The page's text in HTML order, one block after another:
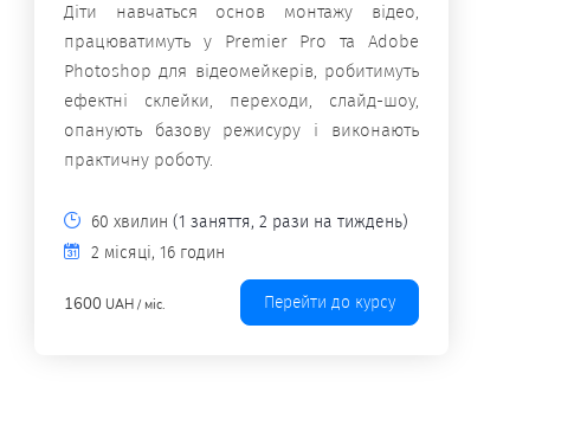
Діти навчаться основ монтажу відео,
працюватимуть у Premier Pro та Adobe
Photoshop для відеомейкерів, робитимуть
ефектні склейки, переходи, слайд-шоу,
опанують базову режисуру і виконають
практичну роботу.
60 хвилин (1 заняття, 2 рази на тиждень)
2 місяці, 16 годин
1600 UAH / міс. Перейти до курсу